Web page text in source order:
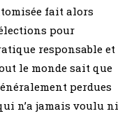
fait alors
pour
responsable et
le monde sait que
perdues
n’a jamais voulu ni